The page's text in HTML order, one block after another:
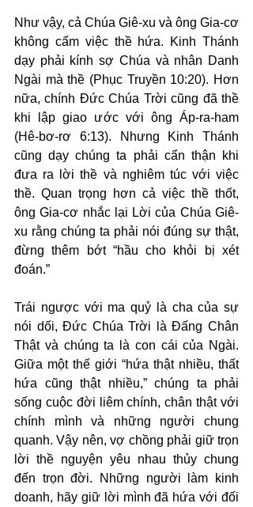
Như vậy, cả Chúa Giê-xu và ông Gia-cơ
không cấm việc thề hứa. Kinh Thánh
dạy phải kính sợ Chúa và nhân Danh
Ngài mà thề (Phục Truyền 10:20). Hơn
nữa, chính Đức Chúa Trời cũng đã thề
khi lập giao ước với ông Áp-ra-ham
(Hê-bơ-rơ 6:13). Nhưng Kinh Thánh
cũng dạy chúng ta phải cẩn thận khi
đưa ra lời thề và nghiêm túc với việc
thề. Quan trọng hơn cả việc thề thốt,
ông Gia-cơ nhắc lại Lời của Chúa Giê-
xu rằng chúng ta phải nói đúng sự thật,
đừng thêm bớt “hầu cho khỏi bị xét
đoán.”
Trái ngược với ma quỷ là cha của sự
nói dối, Đức Chúa Trời là Đấng Chân
Thật và chúng ta là con cái của Ngài.
Giữa một thế giới “hứa thật nhiều, thất
hứa cũng thật nhiều,” chúng ta phải
sống cuộc đời liêm chính, chân thật với
chính mình và những người chung
quanh. Vậy nên, vợ chồng phải giữ trọn
lời thề nguyện yêu nhau thủy chung
đến trọn đời. Những người làm kinh
doanh, hãy giữ lời mình đã hứa với đối